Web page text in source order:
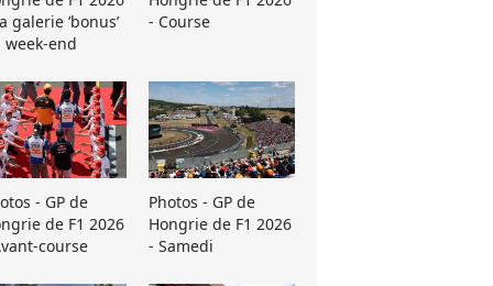
galerie ’bonus’
week-end
- Course
- GP de
de F1 2026
course
Photos - GP de
Hongrie de F1 2026
- Samedi